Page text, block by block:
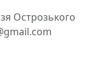
Острозького